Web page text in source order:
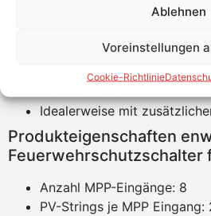
Ablehnen
Voreinstellungen
Cookie-Richtlinie
Automatische Abschaltung
Automatische
Idealerweise mit
Produkteigenschaften
Feuerwehrschutzschalter
Anzahl MPP-Eingänge: 8
PV-Strings je MPP Eingang: